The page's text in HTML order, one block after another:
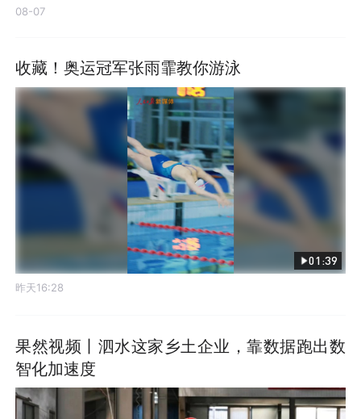
08-07
收藏！奥运冠军张雨霏教你游泳
01:39
昨天16:28
果然视频丨泗水这家乡土企业，靠数据跑出数
智化加速度